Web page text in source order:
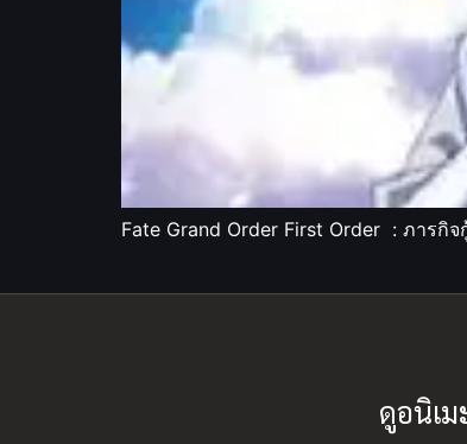
Fate Grand Order First Order : ภารกิ
ดูอนิเ